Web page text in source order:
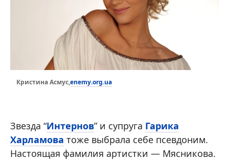
Кристина Асмус,enemy.org.ua
Звезда “Интернов” и супруга Гарика
Харламова тоже выбрала себе псевдоним.
Настоящая фамилия артистки — Мясникова.